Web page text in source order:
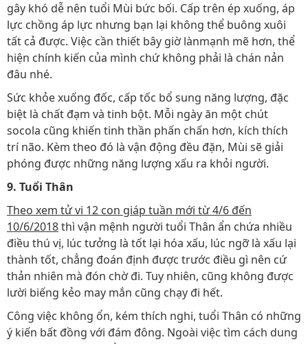
gây khó dễ nên tuổi Mùi bức bối. Cấp trên ép xuống, áp
lực chồng áp lực nhưng bạn lại không thể buông xuôi
tất cả được. Việc cần thiết bây giờ lànmạnh mẽ hơn, thể
hiện chính kiến của mình chứ không phải là chán nản
đâu nhé.
Sức khỏe xuống đốc, cấp tốc bổ sung năng lượng, đặc
biệt là chất đạm và tinh bột. Mỗi ngày ăn một chút
socola cũng khiến tinh thần phấn chấn hơn, kích thích
trí não. Kèm theo đó là vận động đều đặn, Mùi sẽ giải
phóng được những năng lượng xấu ra khỏi người.
9. Tuổi Thân
Theo xem tử vi 12 con giáp tuần mới từ 4/6 đến
10/6/2018thì vận mệnh người tuổi Thân ẩn chứa nhiều
điều thú vị, lúc tưởng là tốt lại hóa xấu, lúc ngỡ là xấu lại
thành tốt, chẳng đoán định được trước điều gì nên cứ
thản nhiên mà đón chờ đi. Tuy nhiên, cũng không được
lười biếng kẻo may mắn cũng chạy đi hết.
Công việc không ổn, kém thích nghi, tuổi Thân có những
ý kiến bất đồng với đám đông. Ngoài việc tìm cách dung